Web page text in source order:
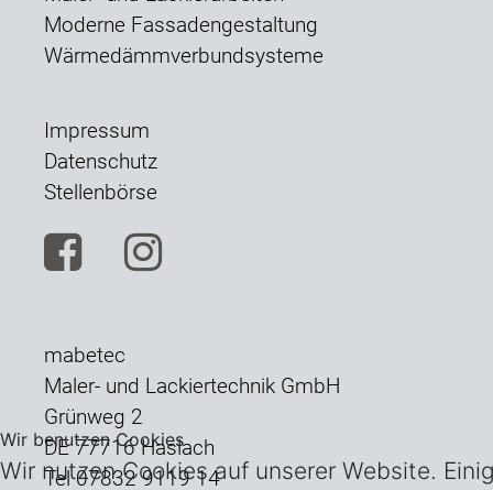
Moderne Fassadengestaltung
Wärmedämmverbundsysteme
Impressum
Datenschutz
Stellenbörse
mabetec
Maler- und Lackiertechnik GmbH
Grünweg 2
DE 77716 Haslach
Tel 07832 9119 14
Wir benutzen Cookies
Wir nutzen Cookies auf unserer Website.